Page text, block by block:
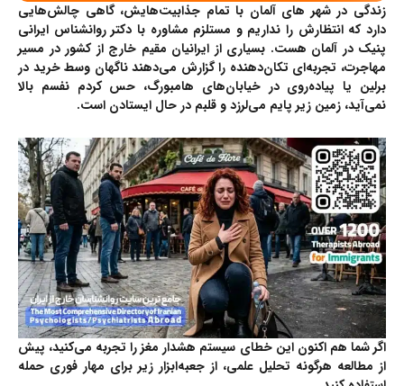
زندگی در شهر هایآلمان با تمام جذابیت‌هایش، گاهی چالش‌هایی
دارد که انتظارش را نداریم و مستلزم مشاوره با دکتر روانشناس ایرانی
پنیک در آلمان هست. بسیاری از ایرانیان مقیم خارج از کشور در مسیر
مهاجرت، تجربه‌ای تکان‌دهنده را گزارش می‌دهند ناگهان وسط خرید در
برلین یا پیاده‌روی در خیابان‌های هامبورگ، حس کردم نفسم بالا
نمی‌آید، زمین زیر پایم می‌لرزد و قلبم در حال ایستادن است.
اگر شما هم‌ اکنون این خطای سیستم هشدار مغز را تجربه می‌کنید، پیش
از مطالعه هرگونه تحلیل علمی، از جعبه‌ابزار زیر برای مهار فوری حمله